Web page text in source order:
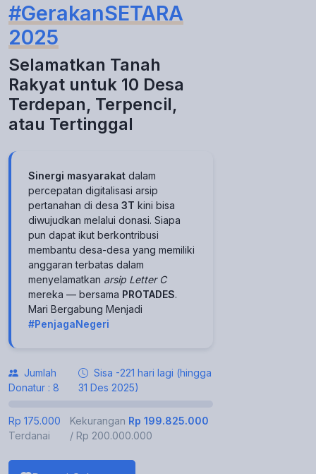
#GerakanSETARA
2025
Selamatkan Tanah
Rakyat untuk 10 Desa
Terdepan, Terpencil,
atau Tertinggal
Sinergi masyarakat dalam
percepatan digitalisasi arsip
pertanahan di desa 3T kini bisa
diwujudkan melalui donasi. Siapa
pun dapat ikut berkontribusi
membantu desa-desa yang memiliki
anggaran terbatas dalam
menyelamatkan arsip Letter C
mereka — bersama PROTADES.
Mari Bergabung Menjadi
#PenjagaNegeri
Jumlah
Donatur : 8
Sisa -221 hari lagi (hingga
31 Des 2025)
Rp 175.000
Terdanai
Kekurangan Rp 199.825.000
/ Rp 200.000.000